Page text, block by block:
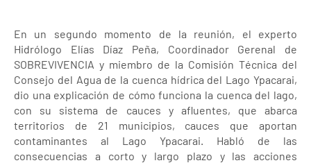
En un segundo momento de la reunión, el experto
Hidrólogo Elías Díaz Peña, Coordinador Gerenal de
SOBREVIVENCIA y miembro de la Comisión Técnica del
Consejo del Agua de la cuenca hídrica del Lago Ypacarai,
dio una explicación de cómo funciona la cuenca del lago,
con su sistema de cauces y afluentes, que abarca
territorios de 21 municipios, cauces que aportan
contaminantes al Lago Ypacarai. Habló de las
consecuencias a corto y largo plazo y las acciones